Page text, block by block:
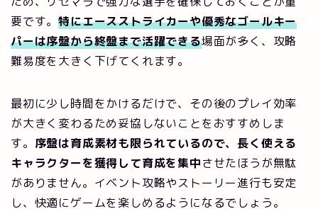
要です。特にエースストライカーや優秀なゴールキー
パーは序盤から終盤まで活躍できる場面が多く、攻略
難易度を大きく下げてくれます。
最初に少し時間をかけるだけで、その後のプレイ効率
が大きく変わるため妥協しないことをおすすめしま
す。 序盤は育成素材も限られているので、長く使える
キャラクターを獲得して育成を集中させたほうが無駄
がありません。イベント攻略やストーリー進行も安定
し、快適にゲームを楽しめるようになるでしょう。